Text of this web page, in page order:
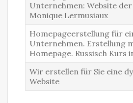
Unternehmen: Website
Monique Lermusiaux
Homepageerstellung für
Unternehmen. Erstellung
Homepage. Russisch Kurs
Wir erstellen für Sie eine
Website